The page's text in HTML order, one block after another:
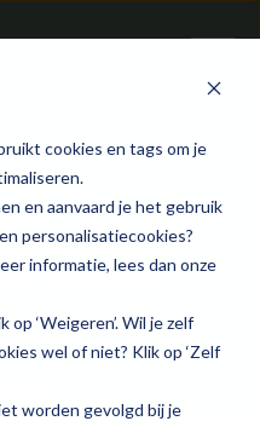
cookies en tags om je
en aanvaard je het gebruik
personalisatiecookies?
informatie, lees dan onze
‘Weigeren’. Wil je zelf
wel of niet? Klik op ‘Zelf
worden gevolgd bij je
kinesist
- regio